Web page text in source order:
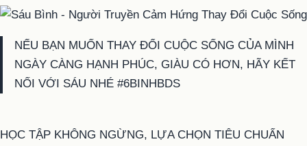
NẾU BẠN MUỐN THAY ĐỔI CUỘC SỐNG CỦA MÌNH
NGÀY CÀNG HẠNH PHÚC, GIÀU CÓ HƠN, HÃY KẾT
NỐI VỚI SÁU NHÉ #6BINHBDS
HỌC TẬP KHÔNG NGỪNG, LỰA CHỌN TIÊU CHUẨN